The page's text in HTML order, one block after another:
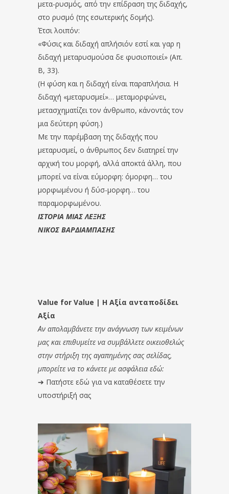
μετα-ρυσμός, από την επίδραση της διδαχής,
στο ρυσμό (της εσωτερικής δομής).
Έτσι λοιπόν:
«Φύσις και διδαχή απλήσιόν εστί και γαρ η
διδαχή μεταρυσμούσα δε φυσιοποιεί» (Απ.
Β, 33).
(Η φύση και η διδαχή είναι παραπλήσια. Η
διδαχή «μεταρυσμεί»… μεταμορφώνει,
μετασχηματίζει τον άνθρωπο, κάνοντάς τον
μια δεύτερη φύση.)
Με την παρέμβαση της διδαχής που
μεταρυσμεί, ο άνθρωπος δεν διατηρεί την
αρχική του μορφή, αλλά αποκτά άλλη, που
μπορεί να είναι εύμορφη: όμορφη… του
μορφωμένου ή δύσ-μορφη… του
παραμορφωμένου.
ΙΣΤΟΡΙΑ ΜΙΑΣ ΛΕΞΗΣ
ΝΙΚΟΣ ΒΑΡΔΙΑΜΠΑΣΗΣ
Value for Value | Η Αξία ανταποδίδει
Αξία
Αν απολαμβάνετε την ανάγνωση των κειμένων
μας και επιθυμείτε να συμβάλλετε οικειοθελώς
στην στήριξη της αγαπημένης σας σελίδας,
μπορείτε να το κάνετε με ασφάλεια εδώ:
➔ Πατήστε εδώ για να καταθέσετε την
υποστήριξή σας